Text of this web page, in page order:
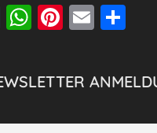
T
gr
a
W
s
A
Pi
e
st
E
l
n